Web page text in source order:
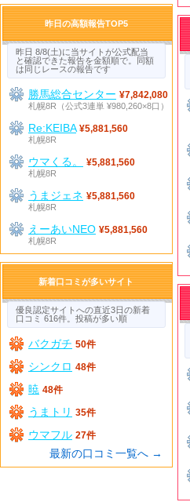
昨日の高額報告TOP5
昨日 8/8(土)に当サイトが公式配当
と確認できた報告を金額順で。同額
は同じレースの報告です
勝馬総合センター ¥7,842,080
札幌8R（公式3連単 ¥980,260×8口）
Re:KEIBA ¥5,881,560
札幌8R
ウマくる。
¥5,881,560
札幌8R
うまジェネ ¥5,881,560
札幌8R
えーあいNEO ¥5,881,560
札幌8R
新着口コミが多いサイト
優良認定サイトへの直近3日の新着
口コミ 616件。投稿が多い順
バクガチ 50件
シンクロ 48件
暁 48件
うまトリ 35件
ウマフル 27件
最新の口コミ一覧へ →